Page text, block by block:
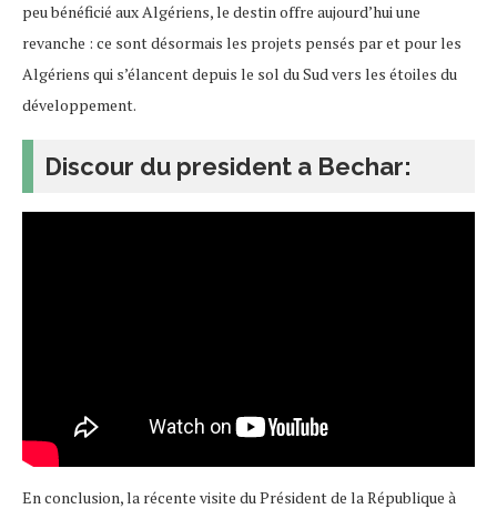
peu bénéficié aux Algériens, le destin offre aujourd’hui une
revanche : ce sont désormais les projets pensés par et pour les
Algériens qui s’élancent depuis le sol du Sud vers les étoiles du
développement.
Discour du president a Bechar:
En conclusion, la récente visite du Président de la République à